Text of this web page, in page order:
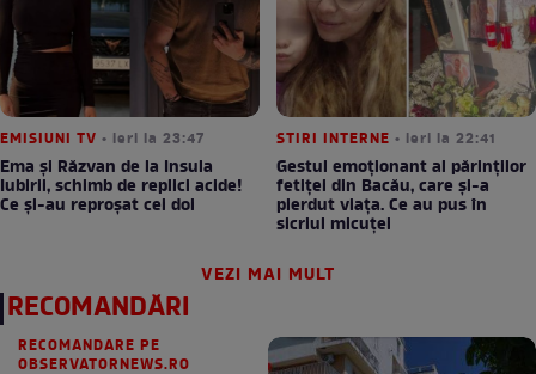
EMISIUNI TV • ieri la 23:47
Ema și Răzvan de la Insula
Iubirii, schimb de replici acide!
Ce și-au reproșat cei doi
STIRI INTERNE • ieri la 22:41
Gestul emoționant al părinților
fetiței din Bacău, care și-a
pierdut viața. Ce au pus în
sicriul micuței
VEZI MAI MULT
RECOMANDĂRI
RECOMANDARE PE
OBSERVATORNEWS.RO